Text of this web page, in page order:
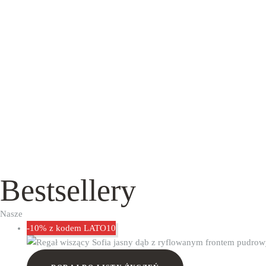
Bestsellery
Nasze
-10% z kodem LATO10